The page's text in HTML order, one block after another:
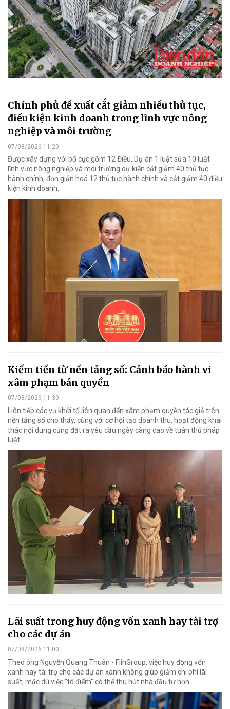
Chính phủ đề xuất cắt giảm nhiều thủ tục,
điều kiện kinh doanh trong lĩnh vực nông
nghiệp và môi trường
07/08/2026 11:20
Được xây dựng với bố cục gồm 12 Điều, Dự án 1 luật sửa 10 luật
lĩnh vực nông nghiệp và môi trường dự kiến cắt giảm 40 thủ tục
hành chính, đơn giản hoá 12 thủ tục hành chính và cắt giảm 40 điều
kiện kinh doanh.
Kiếm tiền từ nền tảng số: Cảnh báo hành vi
xâm phạm bản quyền
07/08/2026 11:30
Liên tiếp các vụ khởi tố liên quan đến xâm phạm quyền tác giả trên
nền tảng số cho thấy, cùng với cơ hội tạo doanh thu, hoạt động khai
thác nội dung cũng đặt ra yêu cầu ngày càng cao về tuân thủ pháp
luật.
Lãi suất trong huy động vốn xanh hay tài trợ
cho các dự án
07/08/2026 11:00
Theo ông Nguyễn Quang Thuân - FiinGroup, việc huy động vốn
xanh hay tài trợ cho các dự án xanh không giúp giảm chi phí lãi
suất; mặc dù việc "tô điểm" có thể thu hút nhà đầu tư hơn.